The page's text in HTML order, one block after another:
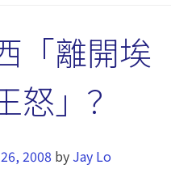
「離開埃
怒」？
2008 by Jay Lo